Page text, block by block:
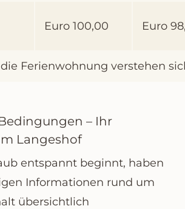
Euro 100,00 Euro
Ferienwohnung verstehen
– Ihr
Langeshof
entspannt beginnt, haben
Informationen rund um
übersichtlich